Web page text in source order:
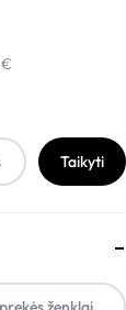
€
Taikyti